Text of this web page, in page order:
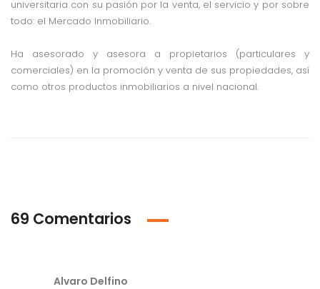
universitaria con su pasión por la venta, el servicio y por sobre
todo: el Mercado Inmobiliario.
Ha asesorado y asesora a propietarios (particulares y
comerciales) en la promoción y venta de sus propiedades, así
como otros productos inmobiliarios a nivel nacional.
69 Comentarios
Alvaro Delfino